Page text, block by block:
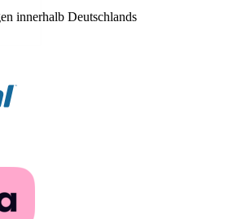
innerhalb Deutschlands